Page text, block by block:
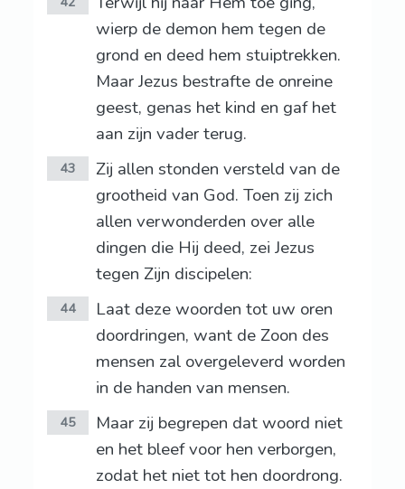
wierp de demon hem tegen de
grond en deed hem stuiptrekken.
Maar Jezus bestrafte de onreine
geest, genas het kind en gaf het
aan zijn vader terug.
43
Zij allen stonden versteld van de
grootheid van God. Toen zij zich
allen verwonderden over alle
dingen die Hij deed, zei Jezus
tegen Zijn discipelen:
44
Laat deze woorden tot uw oren
doordringen, want de Zoon des
mensen zal overgeleverd worden
in de handen van mensen.
45
Maar zij begrepen dat woord niet
en het bleef voor hen verborgen,
zodat het niet tot hen doordrong.